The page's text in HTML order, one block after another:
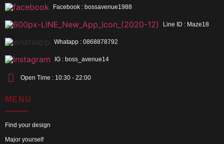
Facebook : bossavenue1988
Line ID : Maze18
Whatapp : 0868878792
IG : boss_avenue14
Open Time : 10:30 - 22:00
MENU
Find your design
Major yourself